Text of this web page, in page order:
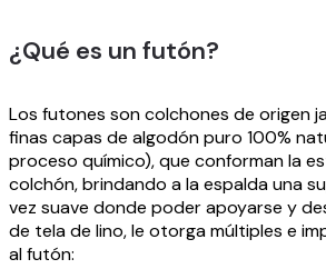
Todos los
productos
Envíos
¿Qué es un futón?
Los futones son colchones de origen
finas capas de algodón puro 100%
proceso químico), que conforman la
colchón, brindando a la espalda una
vez suave donde poder apoyarse y
de tela de lino, le otorga múltiples e
al futón: